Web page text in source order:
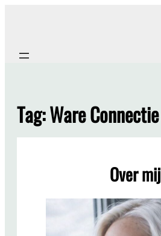
inhoud
Tag:Ware Connectie
Over mij